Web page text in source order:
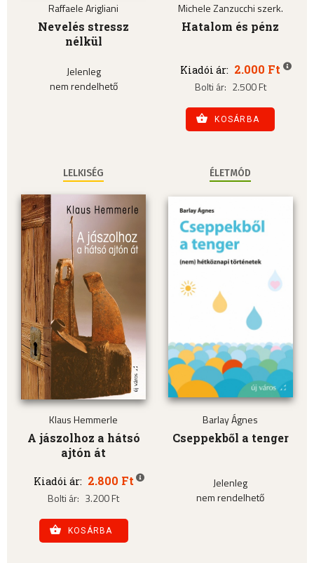
Raffaele Arigliani
Nevelés stressz
nélkül
Jelenleg
nem rendelhető
Michele Zanzucchi szerk.
Hatalom és pénz
Kiadói ár: 2.000 Ft
Bolti ár: 2.500 Ft
KOSÁRBA
LELKISÉG
Klaus Hemmerle
A jászolhoz a hátsó
ajtón át
Kiadói ár: 2.800 Ft
Bolti ár: 3.200 Ft
KOSÁRBA
ÉLETMÓD
Barlay Ágnes
Cseppekből a tenger
Jelenleg
nem rendelhető